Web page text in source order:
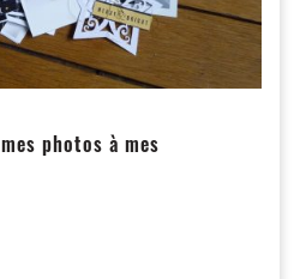
photos à mes